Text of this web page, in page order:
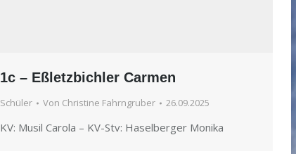
1c – Eßletzbichler Carmen
Schüler Von Christine Fahrngruber 26.09.2025
KV: Musil Carola – KV-Stv: Haselberger Monika